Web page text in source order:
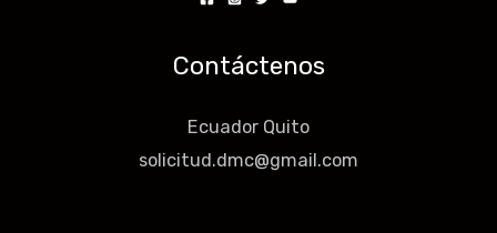
Contáctenos
Ecuador Quito
solicitud.dmc@gmail.com